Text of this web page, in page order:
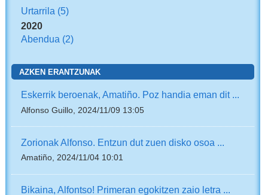
Urtarrila (5)
2020
Abendua (2)
AZKEN ERANTZUNAK
Eskerrik beroenak, Amatiño. Poz handia eman dit ...
Alfonso Guillo, 2024/11/09 13:05
Zorionak Alfonso. Entzun dut zuen disko osoa ...
Amatiño, 2024/11/04 10:01
Bikaina, Alfontso! Primeran egokitzen zaio letra ...